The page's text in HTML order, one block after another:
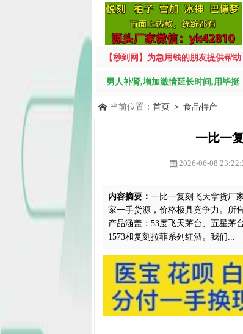
【秒到网】为急用钱的朋友提供帮助
男人补肾,增加激情延长时间,用毕挺
当前位置： 首页 > 食品特产
一比一
2026-06-08
内容摘要： 一比一复刻飞天拿货厂
家一手货源，价格极具竞争力。所
产品涵盖：53度飞天茅台、五星茅
1573和复刻拉菲系列红酒。我们...